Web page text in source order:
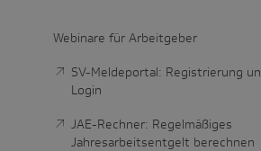
Webinare für Arbeitgeber
SV-Meldeportal: Registrierung
Login
JAE-Rechner: Regelmäßiges
Jahresarbeitsentgelt berechnen